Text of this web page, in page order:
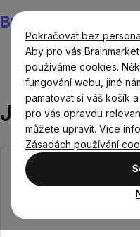
Pokračovat bez
Aby pro vás
používáme cookies.
fungování webu, jiné
pamatovat si váš košík
pro vás opravdu
můžete upravit. Více
Zásadách používání
na
obsah
Recepty Sladké
Jahodové